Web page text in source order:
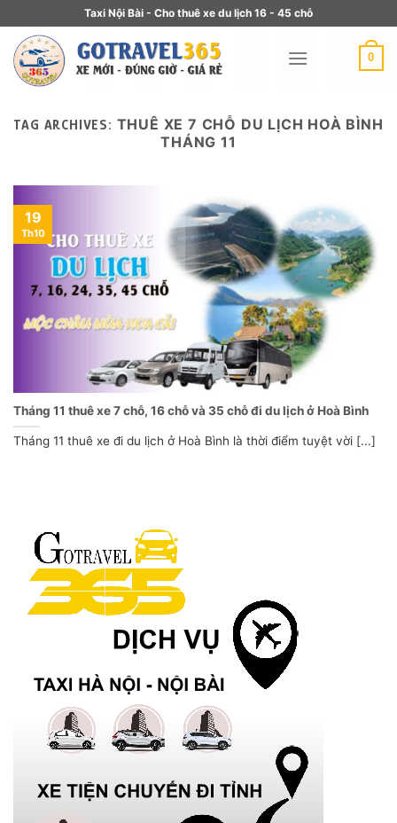
Taxi Nội Bài - Cho thuê xe du lịch 16 - 45 chỗ
0
TAG ARCHIVES: THUÊ XE 7 CHỖ DU LỊCH HOÀ BÌNH
THÁNG 11
Tháng 11 thuê xe 7 chỗ, 16 chỗ và 35 chỗ đi du lịch ở Hoà Bình
Tháng 11 thuê xe đi du lịch ở Hoà Bình là thời điểm tuyệt vời [...]
19
Th10